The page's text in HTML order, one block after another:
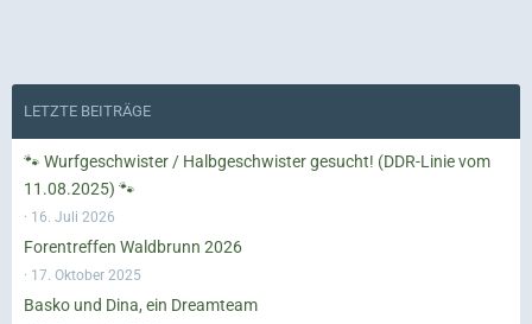
LETZTE BEITRÄGE
🐾 Wurfgeschwister / Halbgeschwister gesucht! (DDR-Linie vom
11.08.2025) 🐾
16. Juli 2026
Forentreffen Waldbrunn 2026
17. Oktober 2025
Basko und Dina, ein Dreamteam